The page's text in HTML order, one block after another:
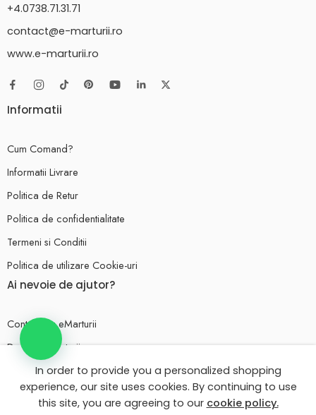
+4.0738.71.31.71
contact@e-marturii.ro
www.e-marturii.ro
Informatii
Cum Comand?
Informatii Livrare
Politica de Retur
Politica de confidentialitate
Termeni si Conditii
Politica de utilizare Cookie-uri
Ai nevoie de ajutor?
Contul meu eMarturii
Despre eMarturii
Texte invitatii nunta
Texte invitatii botez
In order to provide you a personalized shopping
experience, our site uses cookies. By continuing to use
this site, you are agreeing to our cookie policy.